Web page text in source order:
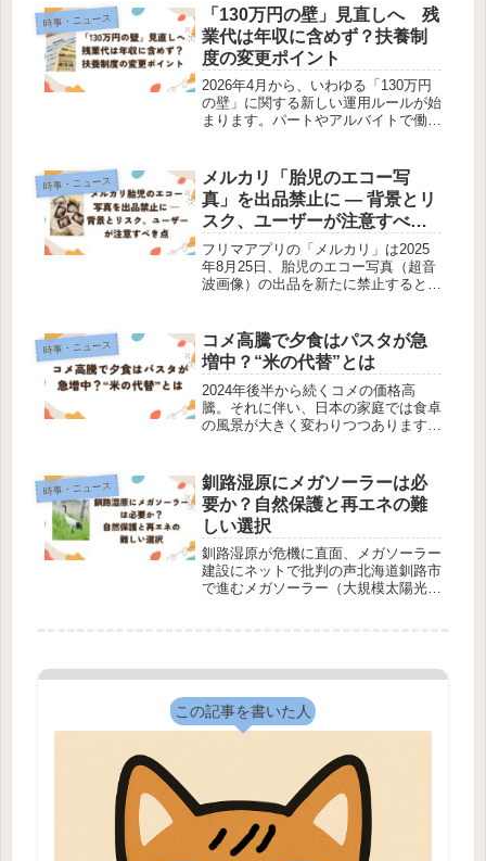
り、遺族は今なお賠償金の支払いを求
めて裁判を続けています。この記事で
は...
時事・ニュース
「130万円の壁」見直しへ 残
業代は年収に含めず？扶養制
度の変更ポイント
2026年4月から、いわゆる「130万円
の壁」に関する新しい運用ルールが始
まります。パートやアルバイトで働く
なっていることを受け、厚生労働省は
扶養判定の方法を見直すことにし...
時事・ニュース
メルカリ「胎児のエコー写
真」を出品禁止に — 背景とリ
スク、ユーザーが注意すべき
点
フリマアプリの「メルカリ」は2025
年8月25日、胎児のエコー写真（超音
波画像）の出品を新たに禁止すると発
断されるもの」として取り扱う方針に
変更されました。9月1日以降...
時事・ニュース
コメ高騰で夕食はパスタが急
増中？“米の代替”とは
2024年後半から続くコメの価格高
騰。それに伴い、日本の家庭では食卓
の風景が大きく変わりつつあります。
とが明らかになりました。この記事で
は、コメ市場の変動と家庭の食事選...
時事・ニュース
釧路湿原にメガソーラーは必
要か？自然保護と再エネの難
しい選択
釧路湿原が危機に直面、メガソーラー
建設にネットで批判の声北海道釧路市
で進むメガソーラー（大規模太陽光発
この記事を書いた人